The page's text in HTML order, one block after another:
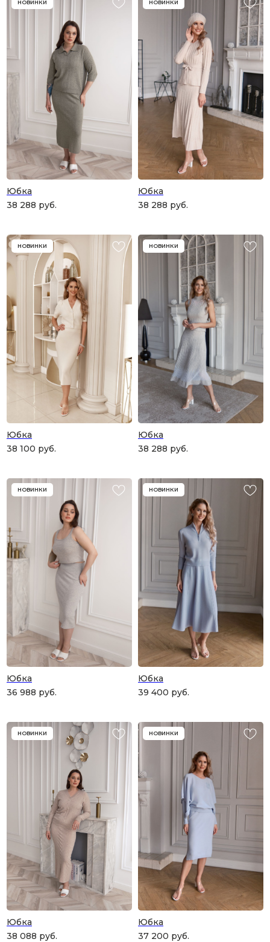
НОВИНКИ
Юбка
38 288 руб.
НОВИНКИ
Юбка
38 288 руб.
НОВИНКИ
Юбка
38 100 руб.
НОВИНКИ
Юбка
38 288 руб.
НОВИНКИ
Юбка
36 988 руб.
НОВИНКИ
Юбка
39 400 руб.
НОВИНКИ
Юбка
38 088 руб.
НОВИНКИ
Юбка
37 200 руб.
ПОДАРОЧНАЯ КАРТА
Что может быть лучше подарка,
сделанного с любовью, теплом
и рассчитанного на долгие годы?
КУПИТЬ КАРТУ